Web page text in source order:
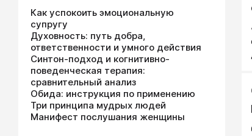
Как успокоить эмоциональную
супругу
Духовность: путь добра,
ответственности и умного действия
Синтон-подход и когнитивно-
поведенческая терапия:
сравнительный анализ
Обида: инструкция по применению
Три принципа мудрых людей
Манифест послушания женщины